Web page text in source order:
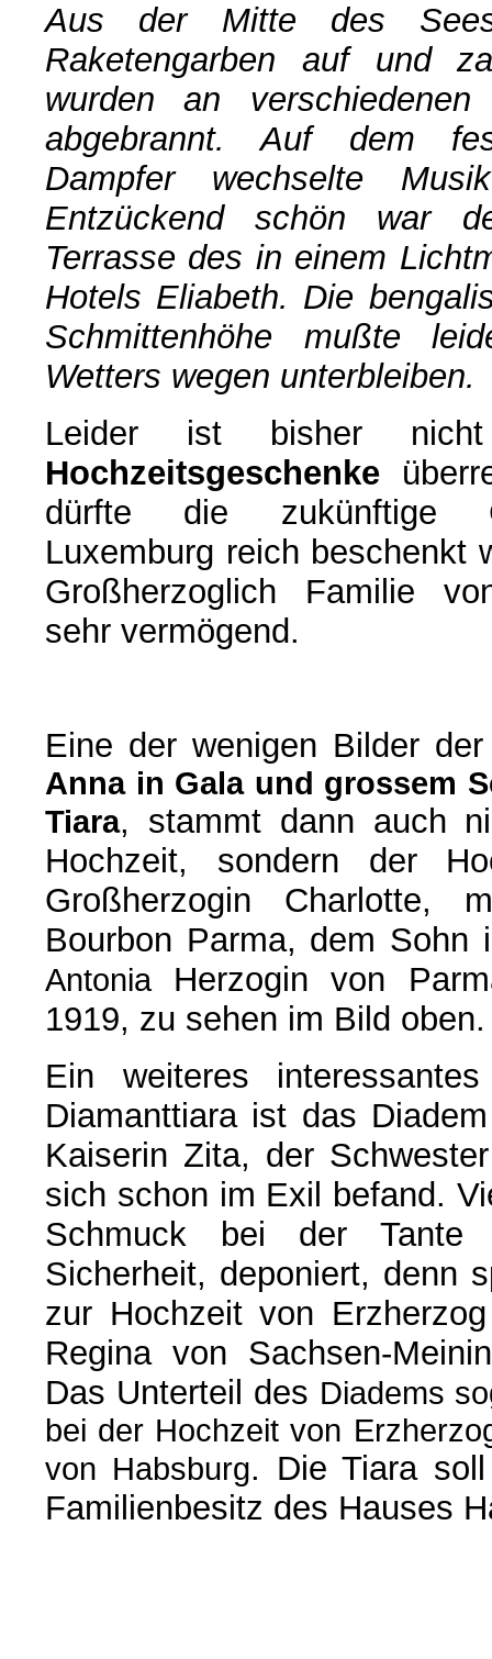
Aus der Mitte des
Raketengarben auf und
wurden an
abgebrannt. Auf dem
Dampfer wechselte
Entzückend schön war
Terrasse des in einem
Hotels Eliabeth. Die
Schmittenhöhe mußte
Wetters wegen unterbleiben.
Leider ist bisher nicht
Hochzeitsgeschenke
dürfte die zukünftige
Luxemburg reich beschenkt
Großherzoglich Familie
sehr vermögend.
Eine der wenigen Bilder der
Anna in Gala und grossem
Tiara, stammt dann auch
Hochzeit, sondern der
Großherzogin Charlotte,
Bourbon Parma, dem
AntoniaHerzogin von
1919, zu sehen im Bild oben.
Ein weiteres
Diamanttiara ist das
Kaiserin Zita, der
sich schon im Exil befand.
Schmuck bei der Tante
Sicherheit, deponiert, denn
zur Hochzeit von
Regina von Sachsen-
Das Unterteil des Diadems
bei der Hochzeit von
von Habsburg. Die Tiara
Familienbesitz des Hauses